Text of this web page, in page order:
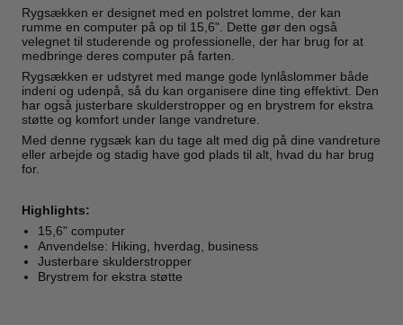
Rygsækken er designet med en polstret lomme, der kan
rumme en computer på op til 15,6". Dette gør den også
velegnet til studerende og professionelle, der har brug for at
medbringe deres computer på farten.
Rygsækken er udstyret med mange gode lynlåslommer både
indeni og udenpå, så du kan organisere dine ting effektivt. Den
har også justerbare skulderstropper og en brystrem for ekstra
støtte og komfort under lange vandreture.
Med denne rygsæk kan du tage alt med dig på dine vandreture
eller arbejde og stadig have god plads til alt, hvad du har brug
for.
Highlights:
15,6" computer
Anvendelse: Hiking, hverdag, business
Justerbare skulderstropper
Brystrem for ekstra støtte